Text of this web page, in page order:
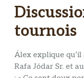
tournois
Álex explique qu’il
Rafa Jódar Sr. et